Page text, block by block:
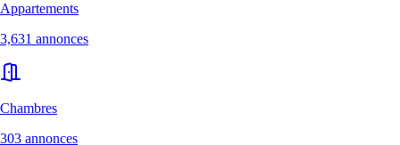
Appartements
3,631 annonces
Chambres
303 annonces